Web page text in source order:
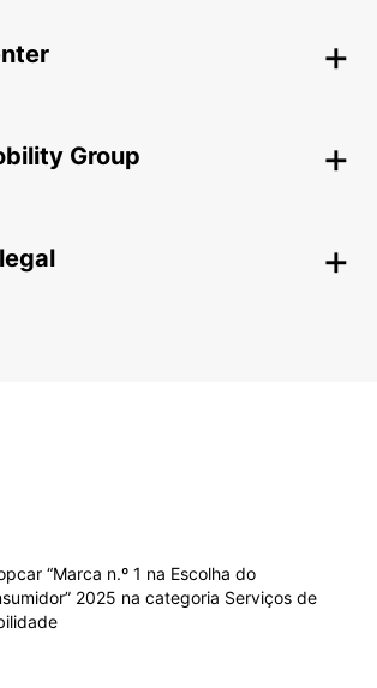
Group
“Marca n.º 1 na Escolha do
2025 na categoria Serviços de